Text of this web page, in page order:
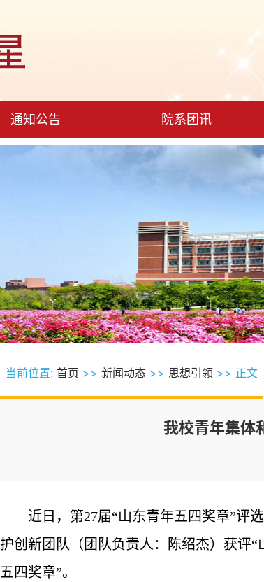
通知公告 院系团讯
当前位置: 首页 >> 新闻动态 >> 思想引领 >> 正文
我校青年集体
近日，第27届“山东青年五四奖章”评
护创新团队（团队负责人：陈绍杰）获评
五四奖章”。